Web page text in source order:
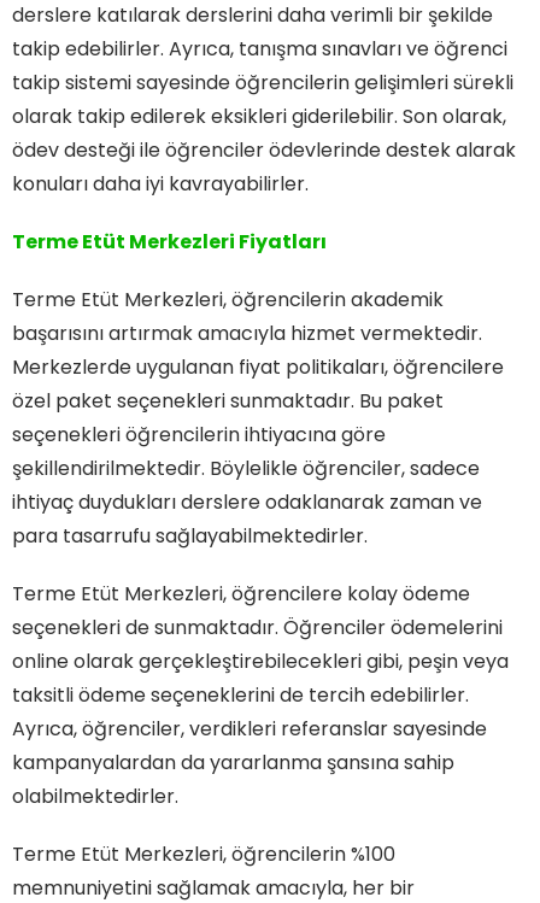
derslere katılarak derslerini daha verimli bir şekilde
takip edebilirler. Ayrıca, tanışma sınavları ve öğrenci
takip sistemi sayesinde öğrencilerin gelişimleri sürekli
olarak takip edilerek eksikleri giderilebilir. Son olarak,
ödev desteği ile öğrenciler ödevlerinde destek alarak
konuları daha iyi kavrayabilirler.
Terme Etüt Merkezleri Fiyatları
Terme Etüt Merkezleri, öğrencilerin akademik
başarısını artırmak amacıyla hizmet vermektedir.
Merkezlerde uygulanan fiyat politikaları, öğrencilere
özel paket seçenekleri sunmaktadır. Bu paket
seçenekleri öğrencilerin ihtiyacına göre
şekillendirilmektedir. Böylelikle öğrenciler, sadece
ihtiyaç duydukları derslere odaklanarak zaman ve
para tasarrufu sağlayabilmektedirler.
Terme Etüt Merkezleri, öğrencilere kolay ödeme
seçenekleri de sunmaktadır. Öğrenciler ödemelerini
online olarak gerçekleştirebilecekleri gibi, peşin veya
taksitli ödeme seçeneklerini de tercih edebilirler.
Ayrıca, öğrenciler, verdikleri referanslar sayesinde
kampanyalardan da yararlanma şansına sahip
olabilmektedirler.
Terme Etüt Merkezleri, öğrencilerin %100
memnuniyetini sağlamak amacıyla, her bir